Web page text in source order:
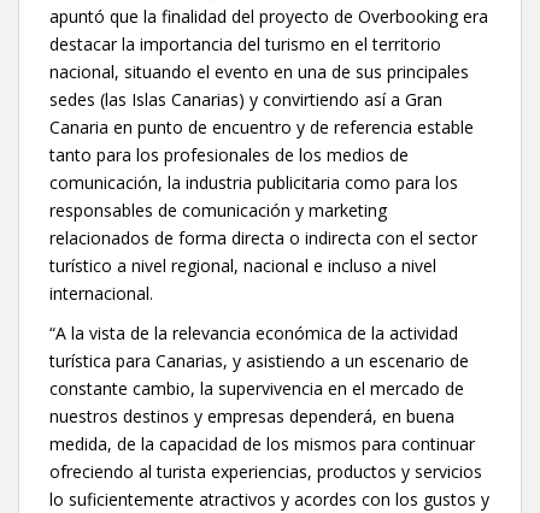
apuntó que la finalidad del proyecto de Overbooking era
destacar la importancia del turismo en el territorio
nacional, situando el evento en una de sus principales
sedes (las Islas Canarias) y convirtiendo así a Gran
Canaria en punto de encuentro y de referencia estable
tanto para los profesionales de los medios de
comunicación, la industria publicitaria como para los
responsables de comunicación y marketing
relacionados de forma directa o indirecta con el sector
turístico a nivel regional, nacional e incluso a nivel
internacional.
“A la vista de la relevancia económica de la actividad
turística para Canarias, y asistiendo a un escenario de
constante cambio, la supervivencia en el mercado de
nuestros destinos y empresas dependerá, en buena
medida, de la capacidad de los mismos para continuar
ofreciendo al turista experiencias, productos y servicios
lo suficientemente atractivos y acordes con los gustos y